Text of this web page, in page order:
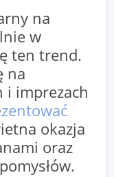
na
w
ten trend.
na
i imprezach
okazja
oraz